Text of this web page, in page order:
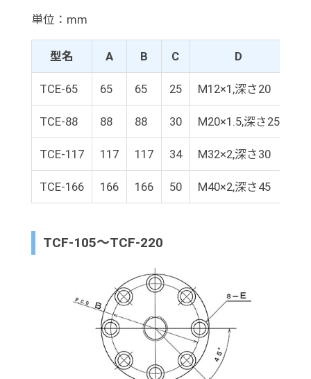
単位：mm
型名 A B C D
TCE-65 65 65 25 M12×1,深さ20
TCE-88 88 88 30 M20×1.5,深さ25
TCE-117 117 117 34 M32×2,深さ30
TCE-166 166 166 50 M40×2,深さ45
TCF-105～TCF-220